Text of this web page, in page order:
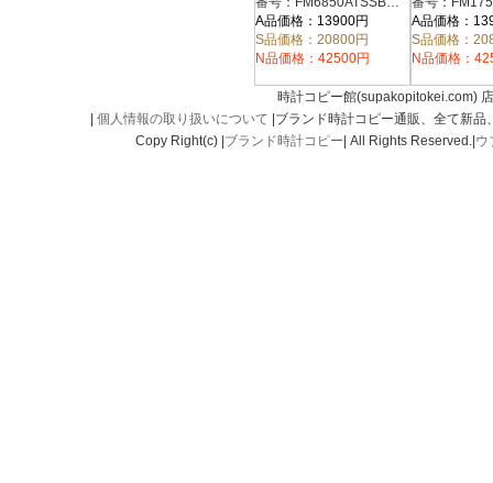
FM6850ATSSBKRELZBK
A品価格：13900円
S品価格：20800円
N品価格：42500円
A品価格：
S品価格：
N品価格：
時計コピー館(supakopitokei.com)
個人情報の取り扱いについて |ブランド時計コピー通販、全て新
Copy Right(c) | ブランド時計コピー | All Rights Reserved.| ウ